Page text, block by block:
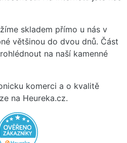
skladem přímo u nás v
většinou do dvou dnů. Část
na naší kamenné
komerci a o kvalitě
na Heureka.cz.